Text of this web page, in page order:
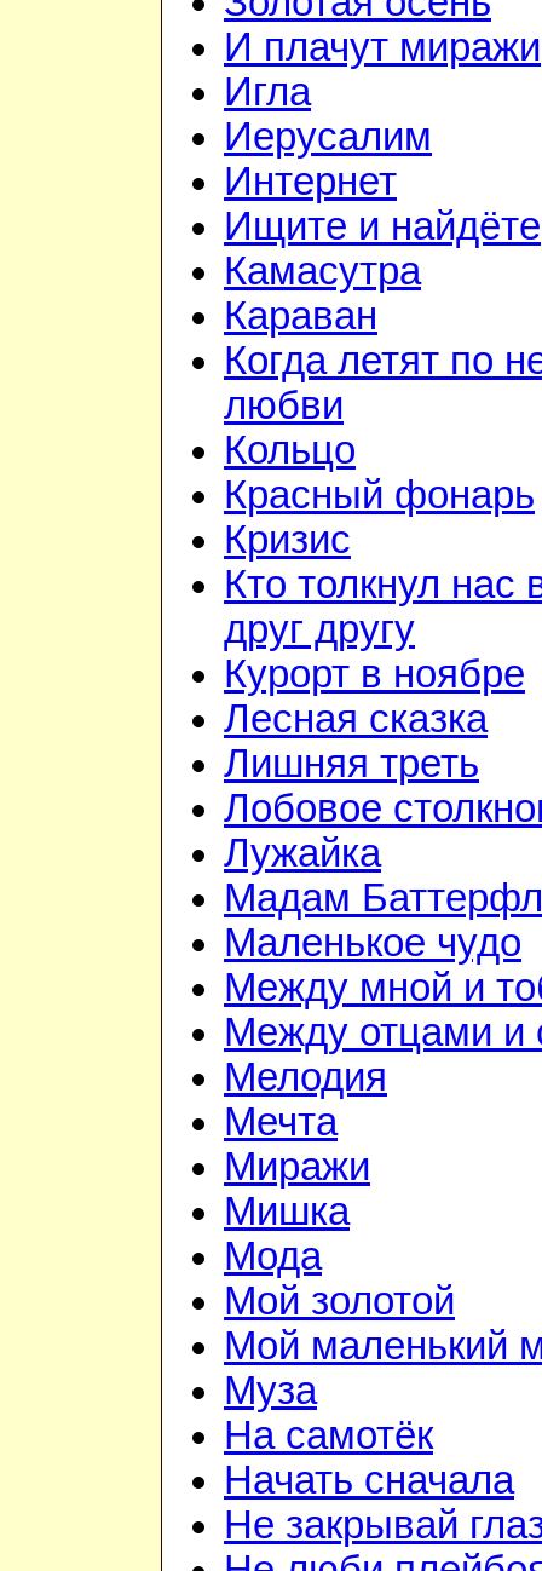
И плачут миражи
Игла
Иерусалим
Интернет
Ищите и найдёте
Камасутра
Караван
Когда летят по
любви
Кольцо
Красный фонарь
Кризис
Кто толкнул нас
друг другу
Курорт в ноябре
Лесная сказка
Лишняя треть
Лобовое
Лужайка
Мадам
Маленькое чудо
Между мной и
Между отцами и
Мелодия
Мечта
Миражи
Мишка
Мода
Мой золотой
Мой маленький
Муза
На самотёк
Начать сначала
Не закрывай